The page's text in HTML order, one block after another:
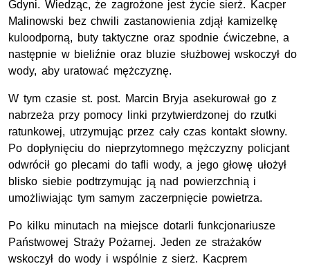
Gdyni. Wiedząc, że zagrożone jest życiesierż. Kacper
Malinowski bez chwili zastanowienia zdjął kamizelkę
kuloodporną, buty taktyczne oraz spodnie ćwiczebne, a
następnie w bieliźnie oraz bluzie służbowej wskoczył do
wody, aby uratować mężczyznę.
W tym czasie st. post. Marcin Bryja asekurował go z
nabrzeża przy pomocy linki przytwierdzonej do rzutki
ratunkowej, utrzymując przez cały czas kontakt słowny.
Po dopłynięciu do nieprzytomnego mężczyzny policjant
odwrócił go plecami do tafli wody, a jego głowę ułożył
blisko siebie podtrzymując ją nad powierzchnią i
umożliwiając tym samym zaczerpnięcie powietrza.
Po kilku minutach na miejsce dotarli funkcjonariusze
Państwowej Straży Pożarnej. Jeden ze strażaków
wskoczył do wody i wspólnie z sierż. Kacprem